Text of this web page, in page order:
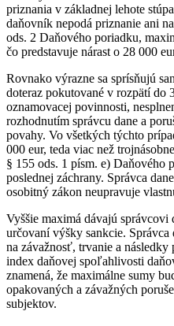
priznania v základnej lehote
daňovník nepodá priznanie ani
ods. 2 Daňového poriadku,
čo predstavuje nárast o 28 000
Rovnako výrazne sa sprísňujú
doteraz pokutované v rozpätí do
oznamovacej povinnosti,
rozhodnutím správcu dane a
povahy. Vo všetkých týchto
000 eur, teda viac než
§ 155 ods. 1 písm. e) Daňového
poslednej záchrany. Správca
osobitný zákon neupravuje
Vyššie maximá dávajú správcovi
určovaní výšky sankcie.
na závažnosť, trvanie a následky
index daňovej spoľahlivosti
znamená, že maximálne sumy
opakovaných a závažných
subjektov.